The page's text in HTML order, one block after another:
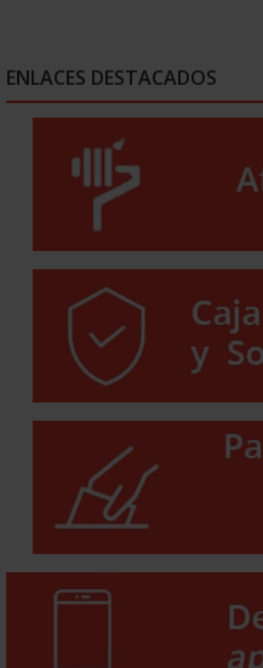
ENLACES DESTACADOS